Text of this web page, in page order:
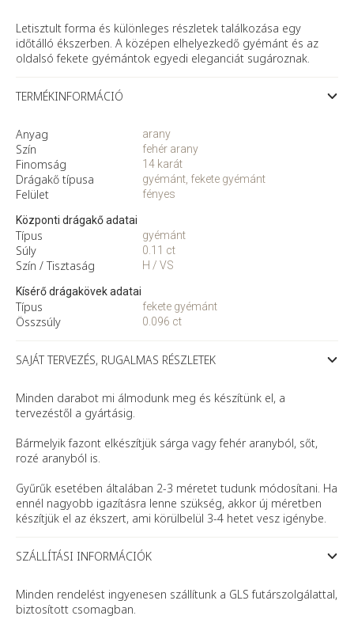
és
fehér
gyémánttal
mennyiség
Letisztult forma és különleges részletek találkozása egy
időtálló ékszerben. A középen elhelyezkedő gyémánt és az
oldalsó fekete gyémántok egyedi eleganciát sugároznak.
TERMÉKINFORMÁCIÓ
Anyag
Szín
Finomság
Drágakő típusa
Felület
arany
fehér arany
14 karát
gyémánt, fekete gyémánt
fényes
Központi drágakő adatai
Típus
Súly
Szín / Tisztaság
gyémánt
0.11 ct
H / VS
Kísérő drágakövek adatai
Típus
Összsúly
fekete gyémánt
0.096 ct
SAJÁT TERVEZÉS, RUGALMAS RÉSZLETEK
Minden darabot mi álmodunk meg és készítünk el, a
tervezéstől a gyártásig.
Bármelyik fazont elkészítjük sárga vagy fehér aranyból, sőt,
rozé aranyból is.
Gyűrűk esetében általában 2-3 méretet tudunk módosítani. Ha
ennél nagyobb igazításra lenne szükség, akkor új méretben
készítjük el az ékszert, ami körülbelül 3-4 hetet vesz igénybe.
SZÁLLÍTÁSI INFORMÁCIÓK
Minden rendelést ingyenesen szállítunk a GLS futárszolgálattal,
biztosított csomagban.